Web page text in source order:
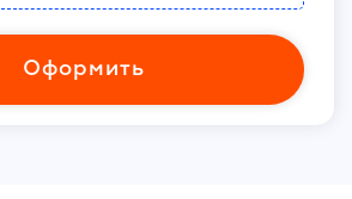
Оформить